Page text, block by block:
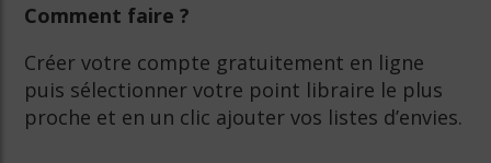
Comment faire ?
Créer votre compte gratuitement en ligne
puis sélectionner votre point libraire le plus
proche et en un clic ajouter vos listes d’envies.